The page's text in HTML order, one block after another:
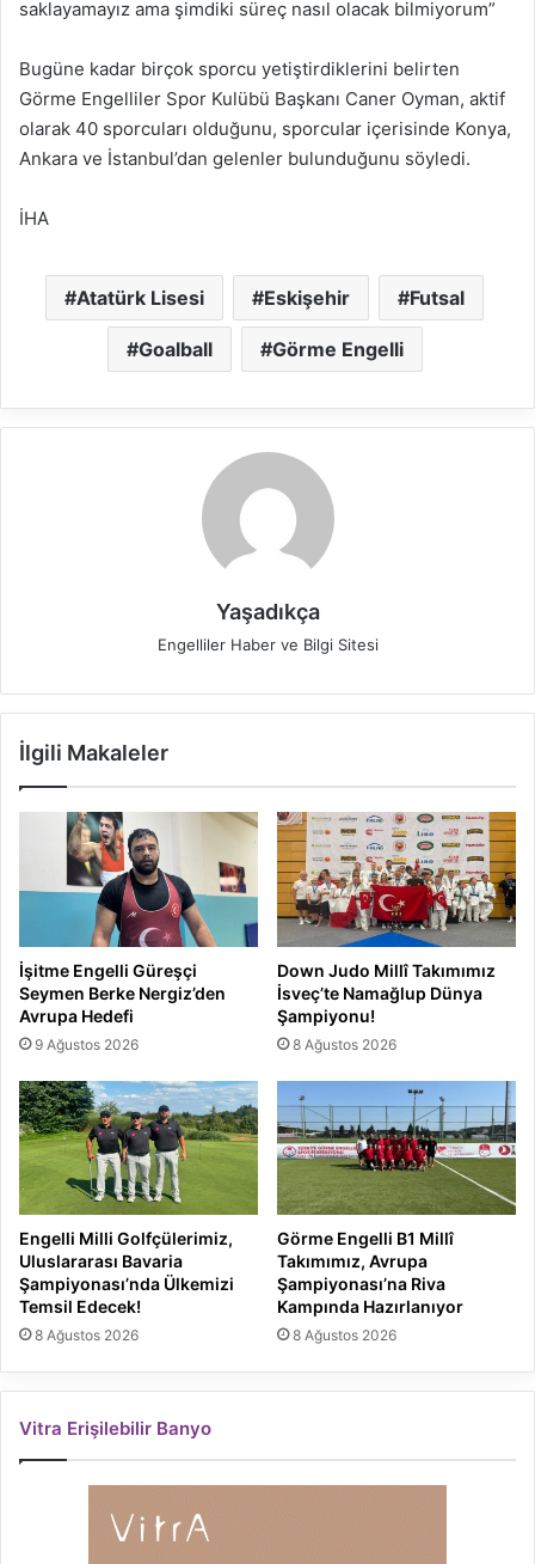
saklayamayız ama şimdiki süreç nasıl olacak bilmiyorum”
Bugüne kadar birçok sporcu yetiştirdiklerini belirten
Görme Engelliler Spor Kulübü Başkanı Caner Oyman, aktif
olarak 40 sporcuları olduğunu, sporcular içerisinde Konya,
Ankara ve İstanbul’dan gelenler bulunduğunu söyledi.
İHA
Atatürk Lisesi Eskişehir Futsal
Goalball Görme Engelli
Yaşadıkça
Engelliler Haber ve Bilgi Sitesi
İlgili Makaleler
İşitme Engelli Güreşçi
Seymen Berke Nergiz’den
Avrupa Hedefi
9 Ağustos 2026
Down Judo Millî Takımımız
İsveç’te Namağlup Dünya
Şampiyonu!
8 Ağustos 2026
Engelli Milli Golfçülerimiz,
Uluslararası Bavaria
Şampiyonası’nda Ülkemizi
Temsil Edecek!
8 Ağustos 2026
Görme Engelli B1 Millî
Takımımız, Avrupa
Şampiyonası’na Riva
Kampında Hazırlanıyor
8 Ağustos 2026
Vitra Erişilebilir Banyo